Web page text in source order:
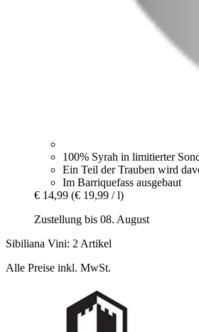
100% Syrah in limitierter
Ein Teil der Trauben wird
Im Barriquefass ausgebaut
€ 14,99 (€ 19,99 / l)
Zustellung bis 08. August
Sibiliana Vini: 2 Artikel
Alle Preise inkl. MwSt.